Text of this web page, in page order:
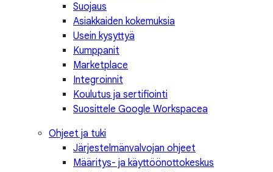
Suojaus
Asiakkaiden kokemuksia
Usein kysyttyä
Kumppanit
Marketplace
Integroinnit
Koulutus ja sertifiointi
Suosittele Google Workspacea
Ohjeet ja tuki
Järjestelmänvalvojan ohjeet
Määritys- ja käyttöönottokeskus